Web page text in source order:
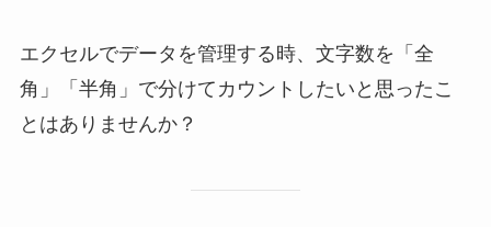
エクセルでデータを管理する時、文字数を「全
角」「半角」で分けてカウントしたいと思ったこ
とはありませんか？